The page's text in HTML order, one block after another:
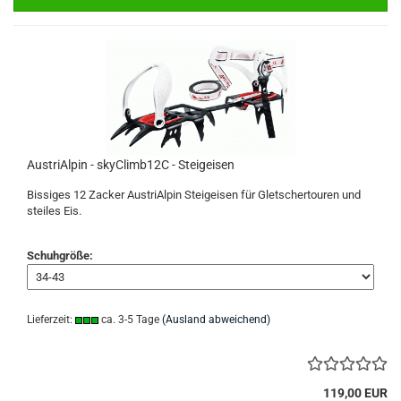
AustriAlpin - skyClimb12C - Steigeisen
Bissiges 12 Zacker AustriAlpin Steigeisen für Gletschertouren und
steiles Eis.
Schuhgröße:
Lieferzeit: ca. 3-5 Tage (Ausland abweichend)
119,00 EUR